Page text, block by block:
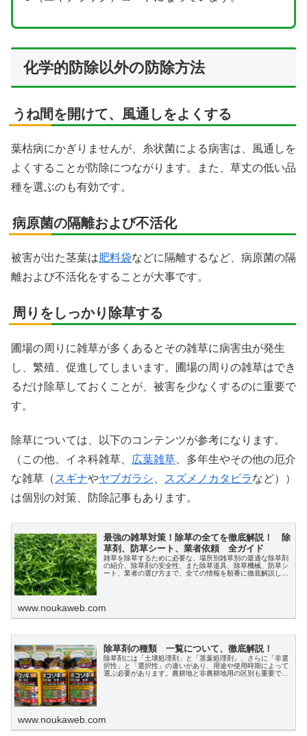
化学的防除以外の防除方法
うね間を開けて、風通しをよくする
葉枯病にかぎりませんが、糸状菌による病害は、風通しを
よくすることが防除につながります。また、草丈の低い品
種を選ぶのも有効です。
病原菌の隔離および不活化
被害が出た茎葉は肥料袋などに隔離するなど、病原菌の隔
離および不活化をすることが大事です。
周りをしっかり除草する
圃場の周りに雑草が多くあるとその雑草に病害虫が発生
し、繁殖、促進してしまいます。圃場の周りの雑草はでき
るだけ除草しておくことが、被害を少なくするのに重要で
す。
除草については、以下のコンテンツが参考になります。
（この他、イネ科雑草、
広葉雑草 、多年生やその他の厄介
な雑草（ スギナやヤブガラシ スズメノカタビラなど））
は個別の対策、防除記事もあります。
最強の雑草対策！除草の全てを徹底解説！ 除
草剤、防草シート、業者依頼 全ガイド
雑草を除草するために必要な、場所別雑草別の最適な除草剤
の紹介、除草剤の安全性、また除草道具、除草機械、防草シ
ート、業者の選び方まで、全ての情報を順番に徹底解説しま
www.noukaweb.com
除草剤の種類 一覧について、徹底解説！
除草剤には「土壌処理剤」と「茎葉処理剤」、さらに「非選
択性」と「選択性」の違いがあり、用途や使用時期によって
選ぶ必要があります。農耕地と非農耕地用の区別も重要で
www.noukaweb.com
X
はてブ
LINE
コピー